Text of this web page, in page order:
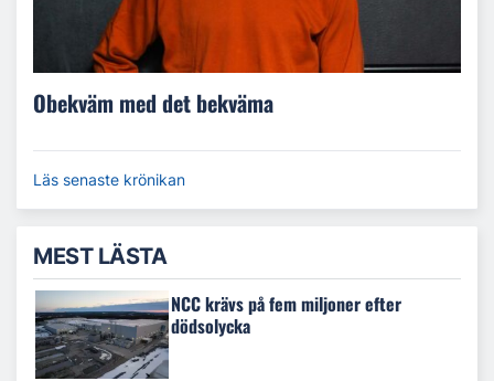
Obekväm med det bekväma
Läs senaste krönikan
MEST LÄSTA
NCC krävs på fem miljoner efter
dödsolycka